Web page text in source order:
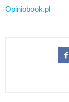
Opiniobook.pl